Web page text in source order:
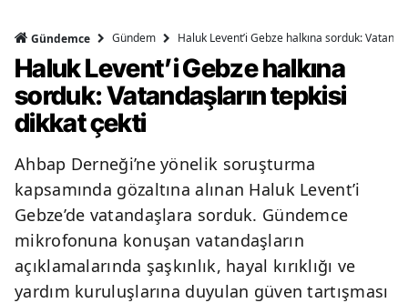
Gündemce Gündem Haluk Levent’i Gebze halkına sorduk:
Haluk Levent’i Gebze halkına
sorduk: Vatandaşların tepkisi
dikkat çekti
Ahbap Derneği’ne yönelik soruşturma
kapsamında gözaltına alınan Haluk Levent’i
Gebze’de vatandaşlara sorduk. Gündemce
mikrofonuna konuşan vatandaşların
açıklamalarında şaşkınlık, hayal kırıklığı ve
yardım kuruluşlarına duyulan güven tartışması